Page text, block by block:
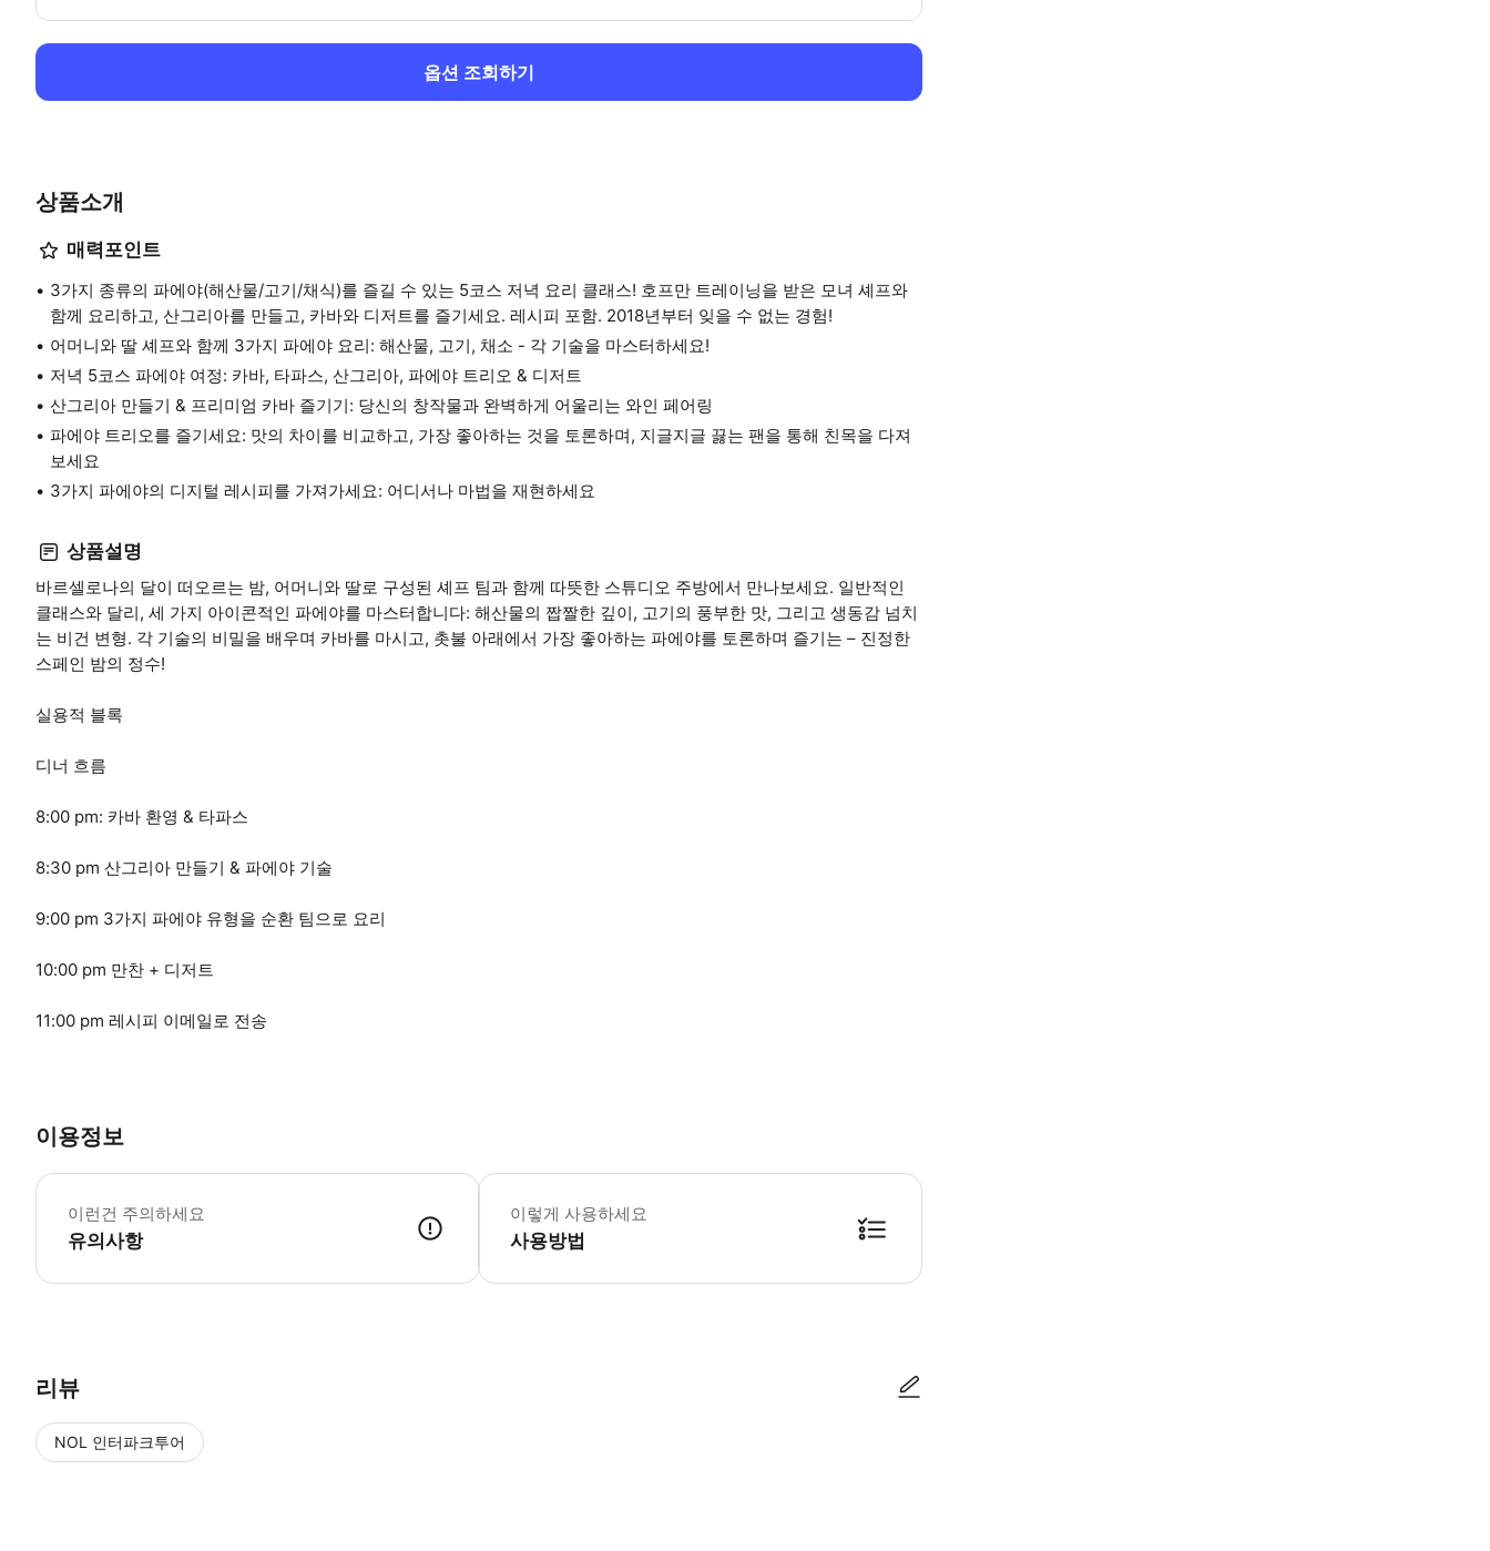
옵션 조회하기
상품소개
매력포인트
3가지 종류의 파에야(해산물/고기/채식)를 즐길 수 있는 5코스 저녁 요리 클래스! 호프만 트레이닝을 받은 모녀 셰프와
함께 요리하고, 산그리아를 만들고, 카바와 디저트를 즐기세요. 레시피 포함. 2018년부터 잊을 수 없는 경험!
어머니와 딸 셰프와 함께 3가지 파에야 요리: 해산물, 고기, 채소 - 각 기술을 마스터하세요!
저녁 5코스 파에야 여정: 카바, 타파스, 산그리아, 파에야 트리오 & 디저트
산그리아 만들기 & 프리미엄 카바 즐기기: 당신의 창작물과 완벽하게 어울리는 와인 페어링
파에야 트리오를 즐기세요: 맛의 차이를 비교하고, 가장 좋아하는 것을 토론하며, 지글지글 끓는 팬을 통해 친목을 다져
보세요
3가지 파에야의 디지털 레시피를 가져가세요: 어디서나 마법을 재현하세요
상품설명
바르셀로나의 달이 떠오르는 밤, 어머니와 딸로 구성된 셰프 팀과 함께 따뜻한 스튜디오 주방에서 만나보세요. 일반적인
클래스와 달리, 세 가지 아이콘적인 파에야를 마스터합니다: 해산물의 짭짤한 깊이, 고기의 풍부한 맛, 그리고 생동감 넘치
는 비건 변형. 각 기술의 비밀을 배우며 카바를 마시고, 촛불 아래에서 가장 좋아하는 파에야를 토론하며 즐기는 – 진정한
스페인 밤의 정수!
실용적 블록
️디너 흐름
8:00 pm: 카바 환영 & 타파스
8:30 pm 산그리아 만들기 & 파에야 기술
9:00 pm 3가지 파에야 유형을 순환 팀으로 요리
10:00 pm 만찬 + 디저트
11:00 pm 레시피 이메일로 전송
이용정보
이런건 주의하세요
유의사항
* 소요시간 : 180분 (옵션에 따라 소요 시간이 다를 수 있으니, 예약 시 확인 부탁드립니다.)
이렇게 사용하세요
사용방법
리뷰
NOL 인터파크투어